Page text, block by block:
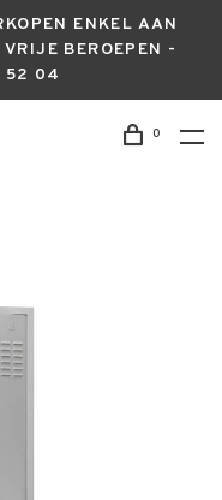
ENKEL AAN
BEROEPEN -
52 04
0